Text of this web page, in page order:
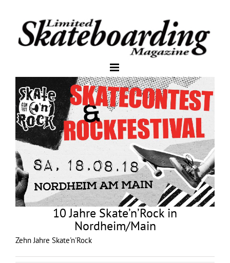
10 Jahre Skate’n’Rock in
Nordheim/Main
Zehn Jahre Skate'n'Rock